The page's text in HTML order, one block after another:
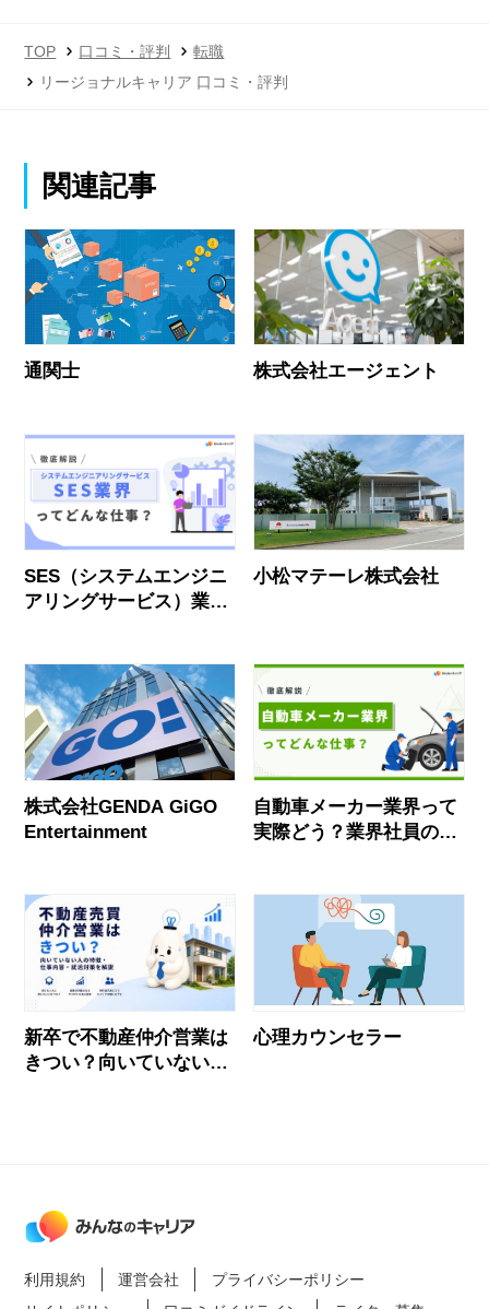
TOP 口コミ・評判
転職
リージョナルキャリア 口コミ・評判
関連記事
通関士 株式会社エージェント
SES（システムエンジニ
アリングサービス）業界
企業
小松マテーレ株式会社
株式会社GENDA GiGO
Entertainment
自動車メーカー業界って
実際どう？業界社員のリ
新卒で不動産仲介営業は
きつい？向いていない人
心理カウンセラー
利用規約 運営会社
プライバシーポリシー